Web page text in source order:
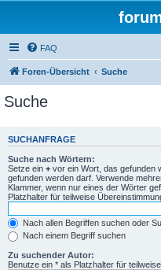
FAQ
Foren-Übersicht Suche
Suche
SUCHANFRAGE
Suche nach Wörtern:
Setze ein + vor ein Wort, das gefunden
gefunden werden darf. Verwende
Klammer, wenn nur eines der Wörter
Platzhalter für teilweise
Nach allen Begriffen suchen oder
Nach einem Begriff suchen
Zu suchender Autor:
Benutze ein * als Platzhalter für